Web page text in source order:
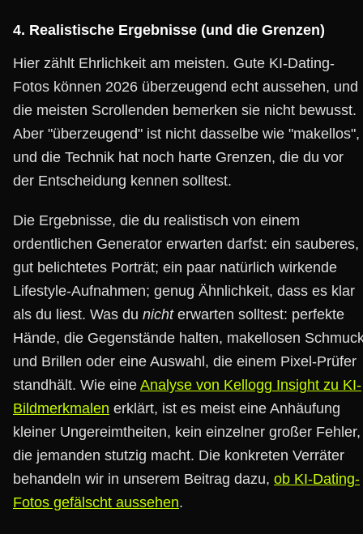
4. Realistische Ergebnisse (und die Grenzen)
Hier zählt Ehrlichkeit am meisten. Gute KI-Dating-
Fotos können 2026 überzeugend echt aussehen, und
die meisten Scrollenden bemerken sie nicht bewusst.
Aber "überzeugend" ist nicht dasselbe wie "makellos",
und die Technik hat noch harte Grenzen, die du vor
der Entscheidung kennen solltest.
Die Ergebnisse, die du realistisch von einem
ordentlichen Generator erwarten darfst: ein sauberes,
gut belichtetes Porträt; ein paar natürlich wirkende
Lifestyle-Aufnahmen; genug Ähnlichkeit, dass es klar
als du liest. Was du nichterwarten solltest: perfekte
Hände, die Gegenstände halten, makellosen
und Brillen oder eine Auswahl, die einem Pixel-Prüfer
standhält. Wie eine Analyse von Kellogg Insight zu KI-
Bildmerkmalen erklärt, ist es meist eine Anhäufung
kleiner Ungereimtheiten, kein einzelner großer Fehler,
die jemanden stutzig macht. Die konkreten Verräter
behandeln wir in unserem Beitrag dazu, ob KI-Dating-
Fotos gefälscht aussehen.